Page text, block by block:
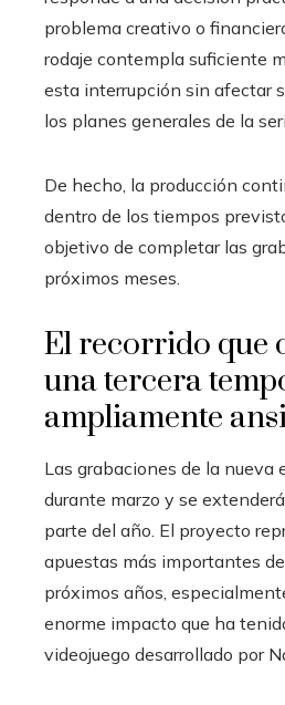
problema creativo o
rodaje contempla suficiente
esta interrupción sin afectar
los planes generales de la
De hecho, la producción
dentro de los tiempos
objetivo de completar las
próximos meses.
El recorrido que
una tercera
ampliamente
Las grabaciones de la nueva
durante marzo y se
parte del año. El proyecto
apuestas más importantes
próximos años,
enorme impacto que ha
videojuego desarrollado por